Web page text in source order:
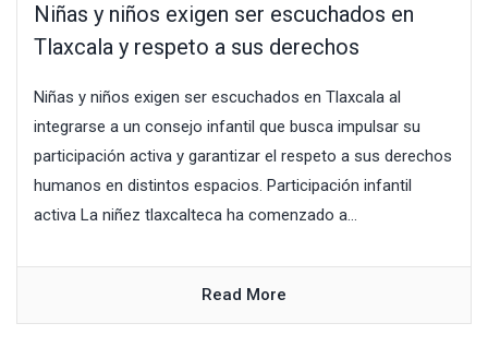
Niñas y niños exigen ser escuchados en
Tlaxcala y respeto a sus derechos
Niñas y niños exigen ser escuchados en Tlaxcala al
integrarse a un consejo infantil que busca impulsar su
participación activa y garantizar el respeto a sus derechos
humanos en distintos espacios. Participación infantil
activa La niñez tlaxcalteca ha comenzado a...
Read More